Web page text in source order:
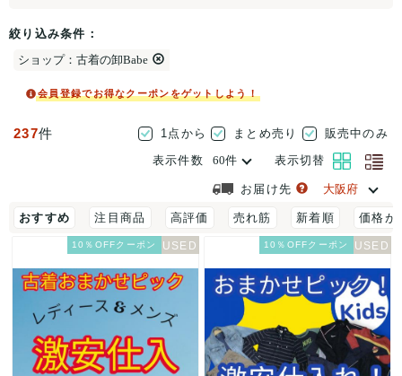
絞り込み条件：
ショップ：古着の卸Babe
会員登録でお得なクーポンをゲットしよう！
237件 1点から まとめ売り
販売中のみ
表示件数
表示切替
お届け先
おすすめ 注目商品 高評価 売れ筋 新着順 価格が
10％OFFクーポン 10％OFFクーポン